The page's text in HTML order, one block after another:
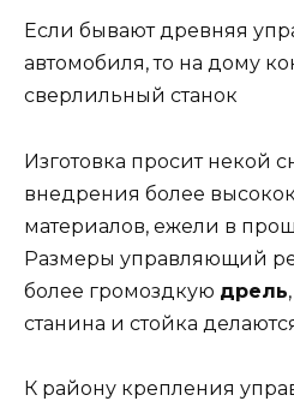
Если бывают древняя
автомобиля, то на дому
сверлильный станок
Изготовка просит некой
внедрения более
материалов, ежели в
Размеры управляющий
более громоздкую дрель
станина и стойка
К району крепления